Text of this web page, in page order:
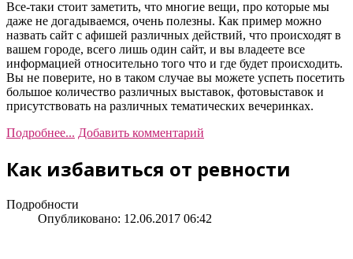
Все-таки стоит заметить, что многие вещи, про которые мы
даже не догадываемся, очень полезны. Как пример можно
назвать сайт с афишей различных действий, что происходят в
вашем городе, всего лишь один сайт, и вы владеете все
информацией относительно того что и где будет происходить.
Вы не поверите, но в таком случае вы можете успеть посетить
большое количество различных выставок, фотовыставок и
присутствовать на различных тематических вечеринках.
Подробнее... Добавить комментарий
Как избавиться от ревности
Подробности
Опубликовано: 12.06.2017 06:42